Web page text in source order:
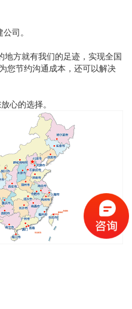
司。
地方就有我们的足迹，实现全国
您节约沟通成本，还可以解决
心的选择。